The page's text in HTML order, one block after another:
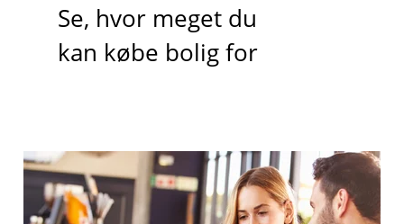
Se, hvor meget du
kan købe bolig for